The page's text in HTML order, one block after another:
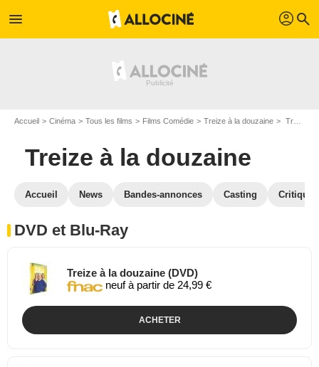
menu profil search
Accueil Cinéma Tous les films Films Comédie Treize à la douzaine Treize à la douzaine en DVD Blu Ray
Treize à la douzaine
Accueil News Bandes-annonces Casting
DVD et Blu-Ray
Treize à la douzaine (DVD)
neuf à partir de 24,99 €
ACHETER